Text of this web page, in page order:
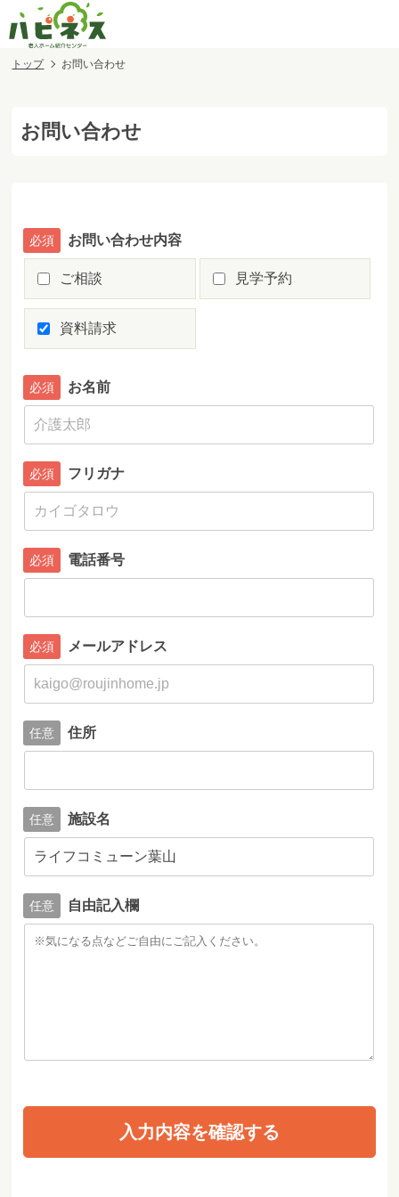
トップ お問い合わせ
お問い合わせ
お問い合わせ内容
ご相談 見学予約
資料請求
お名前
フリガナ
電話番号
メールアドレス
住所
施設名
自由記入欄